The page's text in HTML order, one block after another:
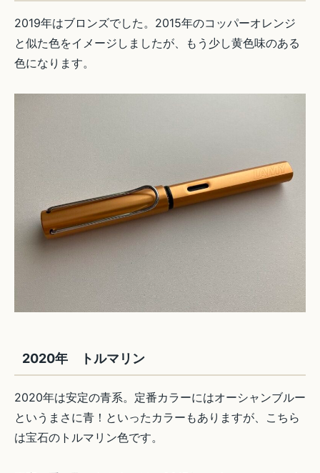
2019年はブロンズでした。2015年のコッパーオレンジ
と似た色をイメージしましたが、もう少し黄色味のある
色になります。
2020年 トルマリン
2020年は安定の青系。定番カラーにはオーシャンブルー
というまさに青！といったカラーもありますが、こちら
は宝石のトルマリン色です。